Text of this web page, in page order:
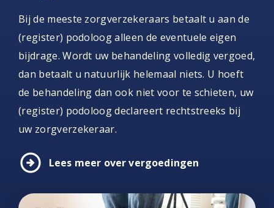
Bij de meeste zorgverzekeraars betaalt u aan de
(register) podoloog alleen de eventuele eigen
bijdrage. Wordt uw behandeling volledig vergoed,
dan betaalt u natuurlijk helemaal niets. U hoeft
de behandeling dan ook niet voor te schieten, uw
(register) podoloog declareert rechtstreeks bij
uw zorgverzekeraar.
arrow_circle_right Lees meer over vergoedingen